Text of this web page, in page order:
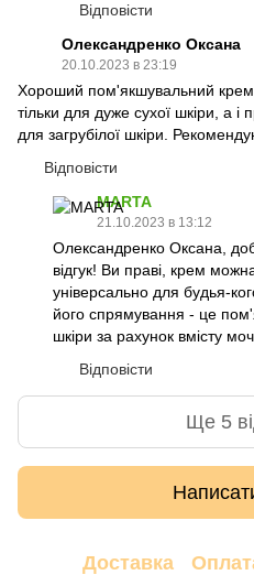
Відповісти
Олександренко Оксана
20.10.2023 в 23:19
Хороший пом'якшувальний
тільки для дуже сухої шкіри, а
для загрубілої шкіри.
Відповісти
MARTA
21.10.2023 в 13:12
Олександренко Оксана,
відгук! Ви праві, крем
універсально для будья-
його спрямування - це
шкіри за рахунок вмісту
Відповісти
Ще 5
Доставка